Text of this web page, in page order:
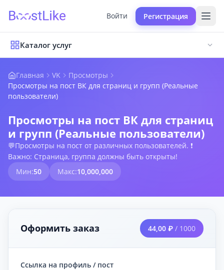
Войти Регистрация
Каталог услуг
Главная VK
Просмотры
Просмотры на пост ВК для страниц и групп (Реальные
пользователи)
Просмотры на пост ВК для страниц
и групп (Реальные пользователи)
💬Просмотры на пост от различных пользователей. ❗
Важно: Страница, группа должны быть открыты!
Мин:50 Макс:10,000,000
Оформить заказ 44,00 ₽ / 1000
Ссылка на профиль / пост